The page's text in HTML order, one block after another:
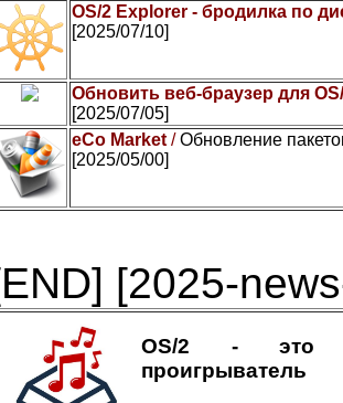
OS/2 Explorer - бродилка по
[2025/07/10]
Обновить веб-браузер для
[2025/07/05]
eCo Market /Обновление
[2025/05/00]
[2025-
OS/2 - это
проигрыватель